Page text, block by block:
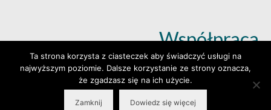
Współpraca
Dowiedz się więcej (klik)
© 2026 Wylepianki - Made by: www.prosteWWW.pl
Ta strona korzysta z ciasteczek aby świadczyć usługi na
najwyższym poziomie. Dalsze korzystanie ze strony oznacza,
że zgadzasz się na ich użycie.
Zamknij Dowiedz się więcej